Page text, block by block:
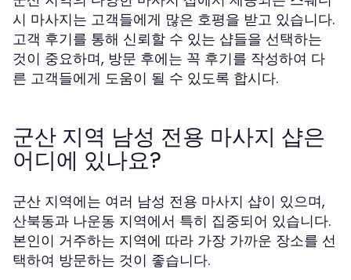
시 마사지는 고객들에게 많은 호평을 받고 있습니다.
고객 후기를 통해 신뢰할 수 있는 샵들을 선택하는
것이 중요하며, 방문 후에는 꼭 후기를 작성하여 다
른 고객들에게 도움이 될 수 있도록 합시다.
군산 지역 남성 전용 마사지 샵은
어디에 있나요?
군산 지역에는 여러 남성 전용 마사지 샵이 있으며,
산북동과 나운동 지역에서 특히 집중되어 있습니다.
본인이 거주하는 지역에 따라 가장 가까운 장소를 선
택하여 방문하는 것이 좋습니다.